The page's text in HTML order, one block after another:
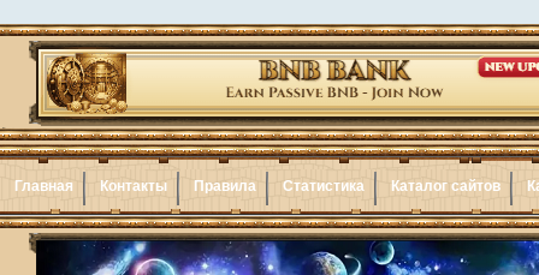
Главная Контакты Правила Статистика Каталог сайтов